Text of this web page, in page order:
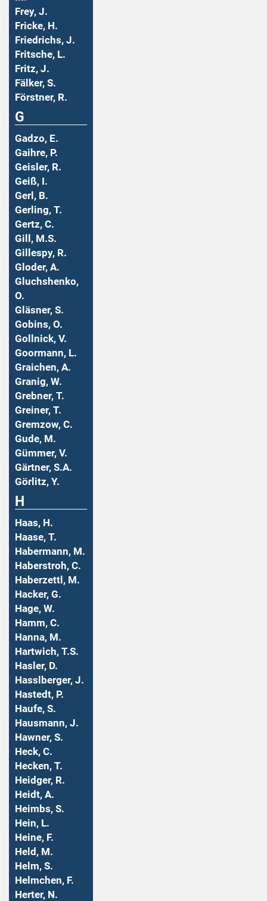
Frey, J.
Fricke, H.
Friedrichs, J.
Fritsche, L.
Fritz, J.
Fälker, S.
Förstner, R.
G
Gadzo, E.
Gaihre, P.
Geisler, R.
Geiß, I.
Gerl, B.
Gerling, T.
Gertz, C.
Gill, M.S.
Gillespy, R.
Gloder, A.
Gluchshenko,
O.
Gläsner, S.
Gobins, O.
Gollnick, V.
Goormann, L.
Graichen, A.
Granig, W.
Grebner, T.
Greiner, T.
Gremzow, C.
Gude, M.
Gümmer, V.
Gärtner, S.A.
Görlitz, Y.
H
Haas, H.
Haase, T.
Habermann, M.
Haberstroh, C.
Haberzettl, M.
Hacker, G.
Hage, W.
Hamm, C.
Hanna, M.
Hartwich, T.S.
Hasler, D.
Hasslberger, J.
Hastedt, P.
Haufe, S.
Hausmann, J.
Hawner, S.
Heck, C.
Hecken, T.
Heidger, R.
Heidt, A.
Heimbs, S.
Hein, L.
Heine, F.
Held, M.
Helm, S.
Helmchen, F.
Herter, N.